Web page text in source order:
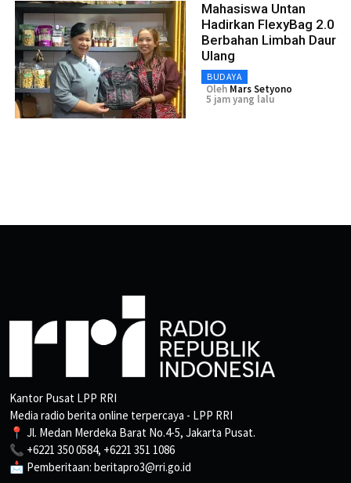
Mahasiswa Untan
Hadirkan FlexyBag 2.0
Berbahan Limbah Daur
Ulang
BUDAYA
Oleh Mars Setyono
5 jam yang lalu
Kantor Pusat LPP RRI
Media radio berita online terpercaya - LPP RRI
📍 Jl. Medan Merdeka Barat No.4-5, Jakarta Pusat.
📞 +6221 350 0584, +6221 351 1086
📩 Pemberitaan: beritapro3@rri.go.id